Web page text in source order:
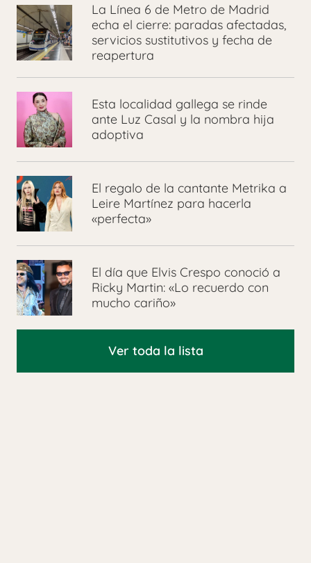
La Línea 6 de Metro de Madrid
echa el cierre: paradas afectadas,
servicios sustitutivos y fecha de
reapertura
Esta localidad gallega se rinde
ante Luz Casal y la nombra hija
adoptiva
El regalo de la cantante Metrika a
Leire Martínez para hacerla
«perfecta»
El día que Elvis Crespo conoció a
Ricky Martin: «Lo recuerdo con
mucho cariño»
Ver toda la lista